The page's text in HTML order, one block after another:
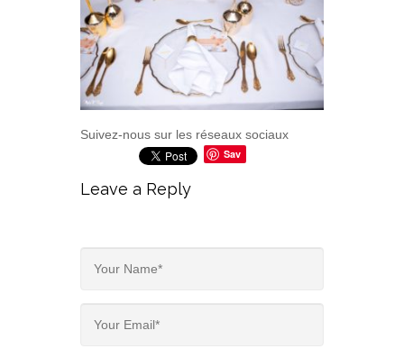
Suivez-nous sur les réseaux sociaux
Sav
Leave a Reply